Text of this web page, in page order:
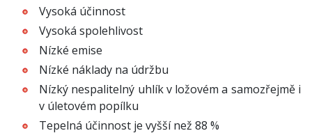
Vysoká účinnost
Vysoká spolehlivost
Nízké emise
Nízké náklady na údržbu
Nízký nespalitelný uhlík v ložovém a samozřejmě i
v úletovém popílku
Tepelná účinnost je vyšší než 88 %